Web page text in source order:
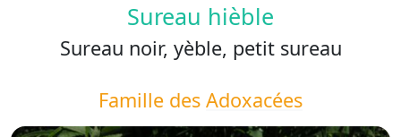
Sureau hièble
Sureau noir, yèble, petit sureau
Famille des Adoxacées